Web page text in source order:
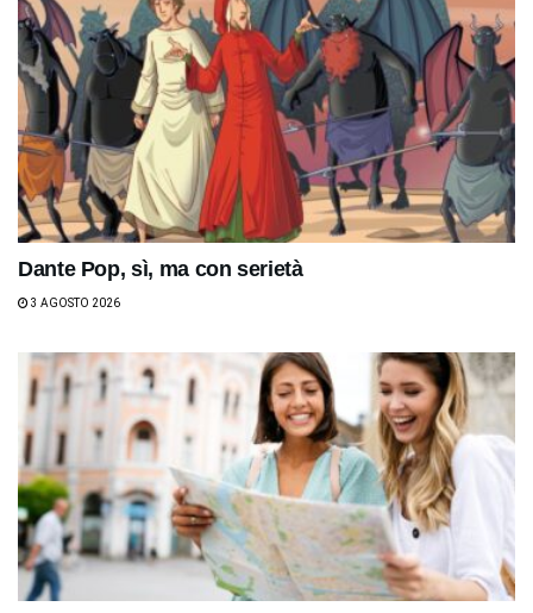
Dante Pop, sì, ma con serietà
3 AGOSTO 2026